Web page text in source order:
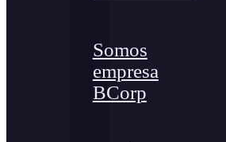
Somos
empresa
BCorp